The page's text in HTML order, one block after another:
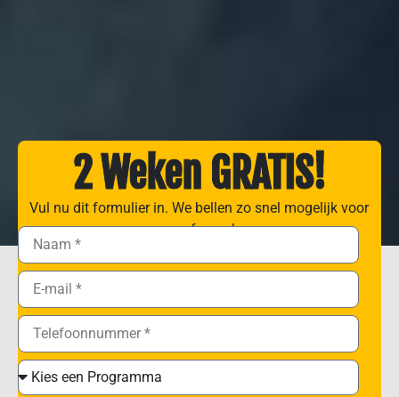
2 Weken GRATIS!
Vul nu dit formulier in. We bellen zo snel mogelijk voor
een afspraak.